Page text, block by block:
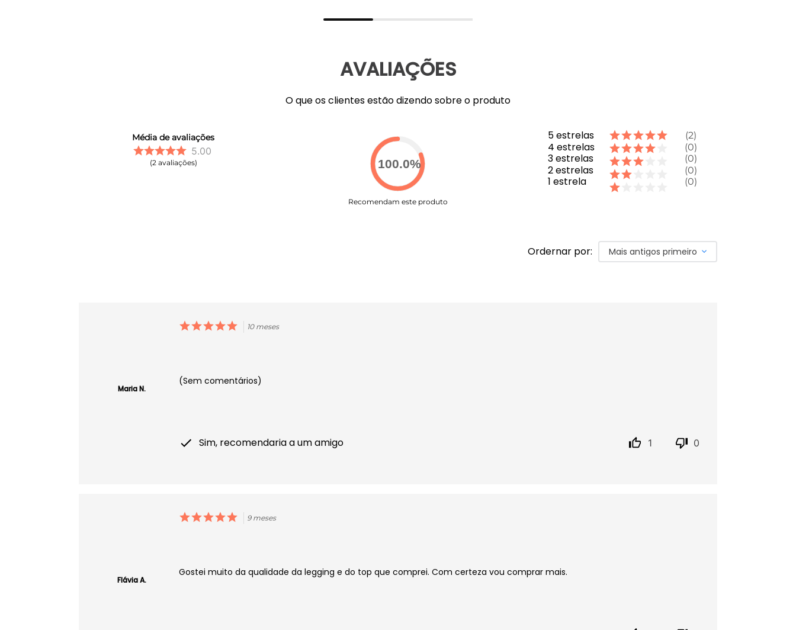
AVALIAÇÕES
O que os clientes estão dizendo sobre o produto
Média de avaliações
5.00
2 avaliações 100.0%
Recomendam este produto
5estrelas
4estrelas
3estrelas
2estrelas
1estrela
2
0
0
0
0
Ordernar por: Mais antigos primeiro
Maria N.
10 meses
(Sem comentários)
Sim, recomendaria a um amigo 1 0
Flávia A.
9 meses
Gostei muito da qualidade da legging e do top que comprei. Com certeza vou comprar mais.